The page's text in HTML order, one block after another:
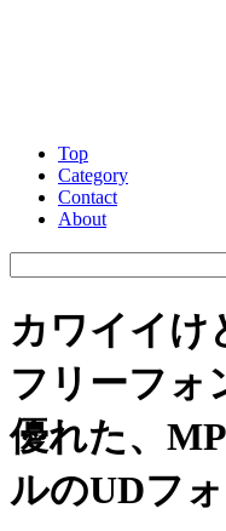
Top
Category
Contact
About
カワイイけ
フリーフォ
優れた、
ルのUDフ